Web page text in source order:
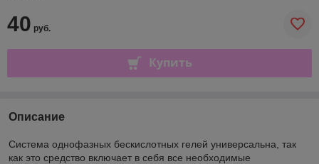
40 руб.
Купить
Описание
Система однофазных бескислотных гелей универсальна, так
как это средство включает в себя все необходимые